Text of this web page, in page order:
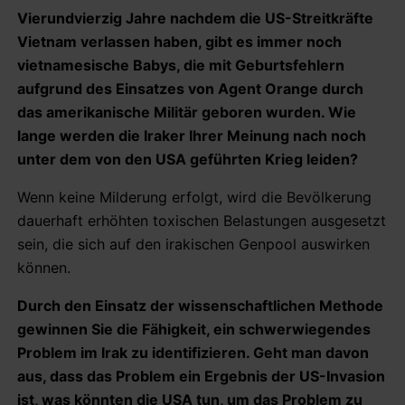
Vierundvierzig Jahre nachdem die US-Streitkräfte
Vietnam verlassen haben, gibt es immer noch
vietnamesische Babys, die mit Geburtsfehlern
aufgrund des Einsatzes von Agent Orange durch
das amerikanische Militär geboren wurden. Wie
lange werden die Iraker Ihrer Meinung nach noch
unter dem von den USA geführten Krieg leiden?
Wenn keine Milderung erfolgt, wird die Bevölkerung
dauerhaft erhöhten toxischen Belastungen ausgesetzt
sein, die sich auf den irakischen Genpool auswirken
können.
Durch den Einsatz der wissenschaftlichen Methode
gewinnen Sie die Fähigkeit, ein schwerwiegendes
Problem im Irak zu identifizieren. Geht man davon
aus, dass das Problem ein Ergebnis der US-Invasion
ist, was könnten die USA tun, um das Problem zu